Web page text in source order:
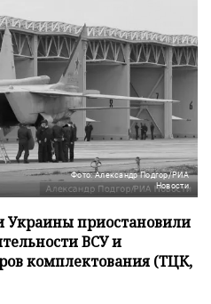
Фото: Александр Подгор/РИА
Новости
Украины приостановили
ВСУ и
комплектования (ТЦК,